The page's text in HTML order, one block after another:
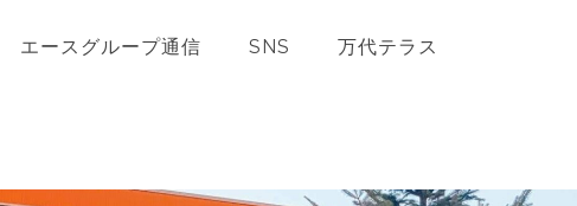
エースグループ通信 SNS 万代テラス